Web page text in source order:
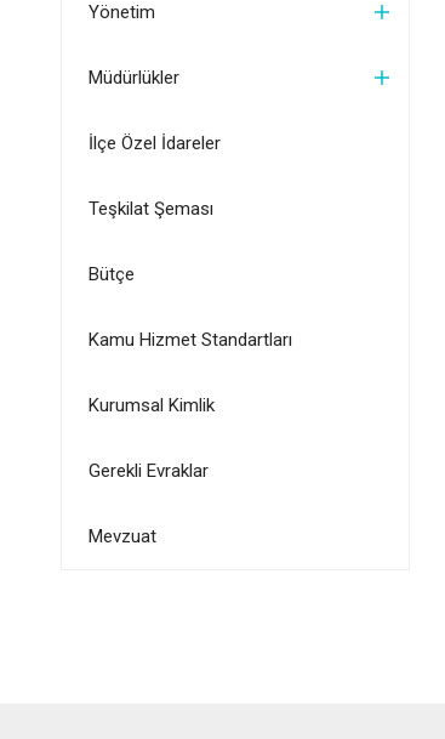
Yönetim
Müdürlükler
İlçe Özel İdareler
Teşkilat Şeması
Bütçe
Kamu Hizmet Standartları
Kurumsal Kimlik
Gerekli Evraklar
Mevzuat